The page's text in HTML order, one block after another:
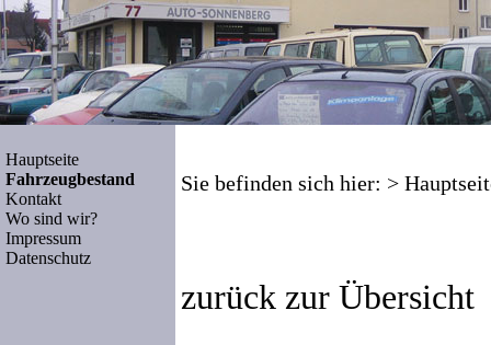
Hauptseite
Fahrzeugbestand
Kontakt
Wo sind wir?
Impressum
Datenschutz
Sie befinden sich hier: >
zurück zur Übersicht